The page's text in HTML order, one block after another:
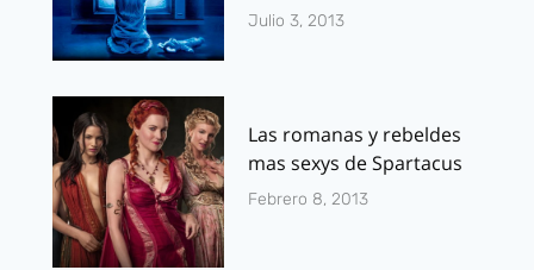
Julio 3, 2013
Las romanas y rebeldes
mas sexys de Spartacus
Febrero 8, 2013